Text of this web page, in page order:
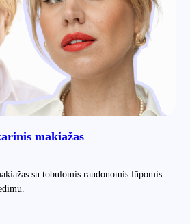
makiažas
su tobulomis raudonomis lūpomis